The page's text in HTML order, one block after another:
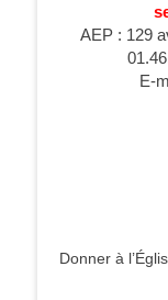
AEP : 129
E-
Donner à